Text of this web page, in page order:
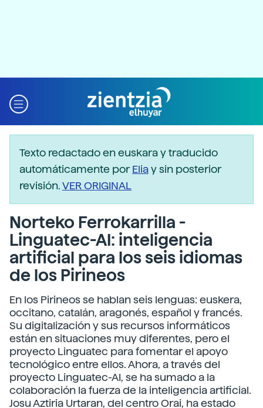
Texto redactado en euskara y traducido
automáticamente porEliay sin posterior
revisión.VER ORIGINAL
Norteko Ferrokarrilla -
Linguatec-AI: inteligencia
artificial para los seis idiomas
de los Pirineos
En los Pirineos se hablan seis lenguas: euskera,
occitano, catalán, aragonés, español y francés.
Su digitalización y sus recursos informáticos
están en situaciones muy diferentes, pero el
proyecto Linguatec para fomentar el apoyo
tecnológico entre ellos. Ahora, a través del
proyecto Linguatec-AI, se ha sumado a la
colaboración la fuerza de la inteligencia artificial.
Josu Aztiria Urtaran, del centro Orai, ha estado